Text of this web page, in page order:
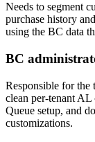
Needs to segment
purchase history
using the BC data
BC
Responsible for the
clean per-tenant AL
Queue setup, and
customizations.